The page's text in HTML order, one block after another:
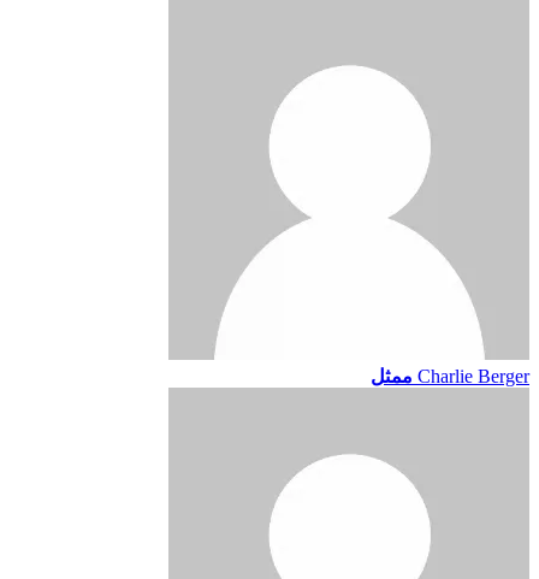
Charlie Berger ممثل